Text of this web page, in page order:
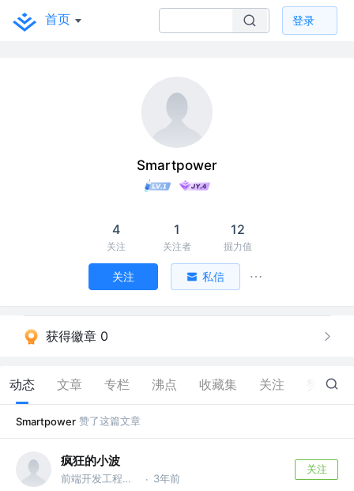
首页 登录
Smartpower
4
关注
1
关注者
12
掘力值
关注 私信
获得徽章 0
动态 文章 专栏 沸点 收藏集 关注 15
Smartpower 赞了这篇文章
疯狂的小波
前端开发工程师 @孚创 · 3年前
关注